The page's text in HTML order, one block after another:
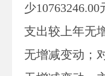
少10763246.00
支出较上年无
无增减变动 ；